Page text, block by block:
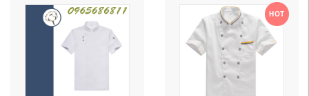
Tây quần áo bếp ngắn tay
thêu đồng phục bếp
trưởng áo đầu bếp
chỉnh làm bếp quần áo nữ
áo bếp trưởng cao cấp
đồng phục bếp may sẵn
HOT